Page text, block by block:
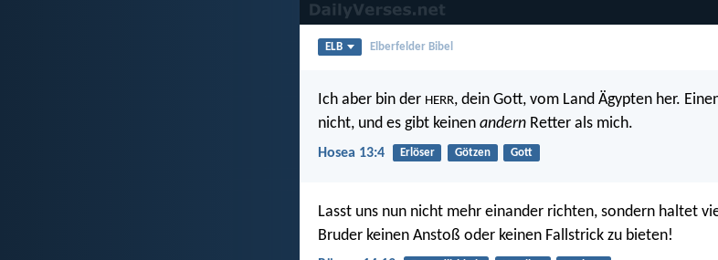
ELB Elberfelder Bibel
Ich aber bin der HERR, dein Gott, vom Land Ägypten her.
nicht, und es gibt keinen andern Retter als mich.
Hosea 13:4 Erlöser Götzen Gott
Lasst uns nun nicht mehr einander richten, sondern haltet
Bruder keinen Anstoß oder keinen Fallstrick zu bieten!